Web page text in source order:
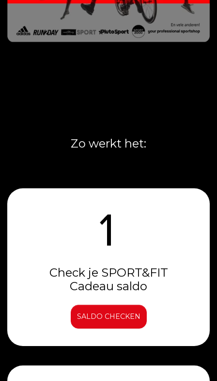
Zo werkt het:
Check je SPORT&FIT
Cadeau saldo
SALDO CHECKEN